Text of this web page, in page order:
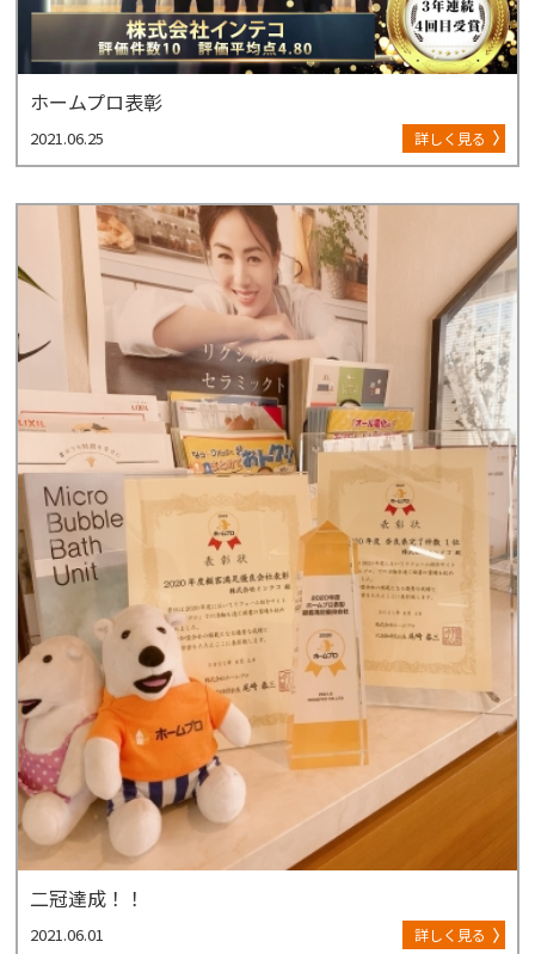
ホームプロ表彰
2021.06.25 詳しく見る
二冠達成！！
2021.06.01 詳しく見る